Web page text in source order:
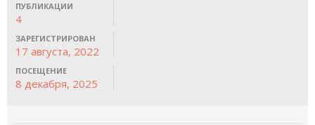
ПУБЛИКАЦИИ
4
ЗАРЕГИСТРИРОВАН
17 августа, 2022
ПОСЕЩЕНИЕ
8 декабря, 2025